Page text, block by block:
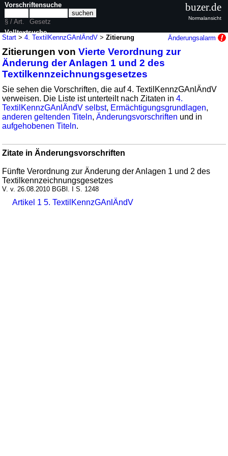
Start >4. TextilKennzGAnlÄndV >Zitierung Änderungsalarm
Zitierungen vonVierte Verordnung zur
Änderung der Anlagen 1 und 2 des
Textilkennzeichnungsgesetzes
Sie sehen die Vorschriften, die auf 4. TextilKennzGAnlÄndV
verweisen. Die Liste ist unterteilt nach Zitaten in4.
TextilKennzGAnlÄndV selbst, Ermächtigungsgrundlagen,
anderen geltenden Titeln,Änderungsvorschriften und in
aufgehobenen Titeln.
Zitate in Änderungsvorschriften
Fünfte Verordnung zur Änderung der Anlagen 1 und 2 des
Textilkennzeichnungsgesetzes
V. v. 26.08.2010 BGBl. I S. 1248
Artikel 1 5. TextilKennzGAnlÄndV
Vorschriftensuche
§ / Art.
Gesetz
Volltextsuche
nur in 4. TextilKennzGAnlÄndV
buzer.de
Normalansicht